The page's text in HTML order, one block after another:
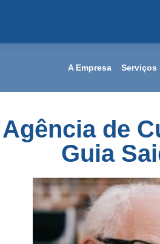
A Empresa Serviços
Agência de
Guia